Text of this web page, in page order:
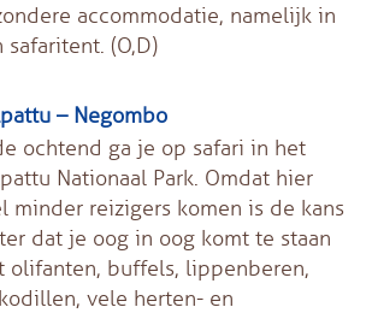
accommodatie, namelijk in
safaritent. (O,D)
– Negombo
ochtend ga je op safari in het
Nationaal Park. Omdat hier
minder reizigers komen is de kans
dat je oog in oog komt te staan
olifanten, buffels, lippenberen,
vele herten- en